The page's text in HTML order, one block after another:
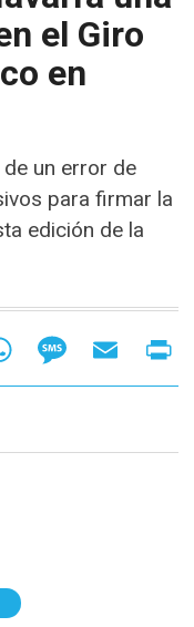
el Giro
en
un error de
para firmar la
edición de la
WhatsAppMessageEmail